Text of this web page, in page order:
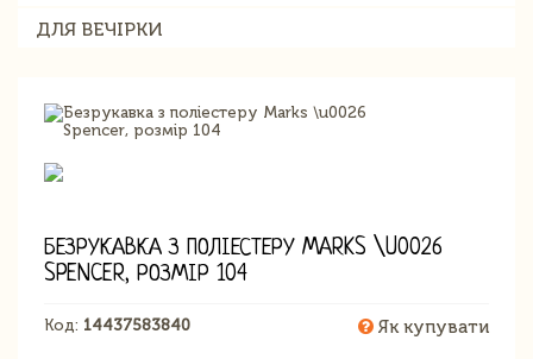
ДЛЯ ВЕЧІРКИ
БЕЗРУКАВКА З ПОЛІЕСТЕРУ MARKS \U0026
SPENCER, РОЗМІР 104
Код: 14437583840 Як купувати